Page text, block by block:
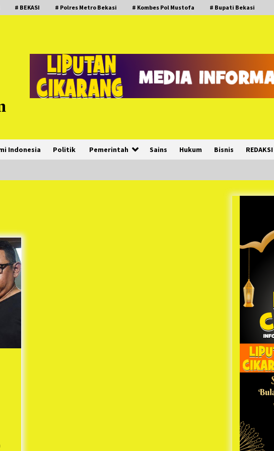
# BEKASI # Polres Metro Bekasi # Kombes Pol Mustofa # Bupati Bekasi
Indonesia Politik Pemerintah Sains Hukum Bisnis REDAKSI